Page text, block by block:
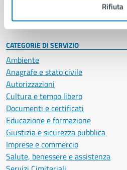
Rifiuta
Intranet, posta aziendale e protocollo
CATEGORIE DI SERVIZIO
Ambiente
Anagrafe e stato civile
Autorizzazioni
Cultura e tempo libero
Documenti e certificati
Educazione e formazione
Giustizia e sicurezza pubblica
Imprese e commercio
Salute, benessere e assistenza